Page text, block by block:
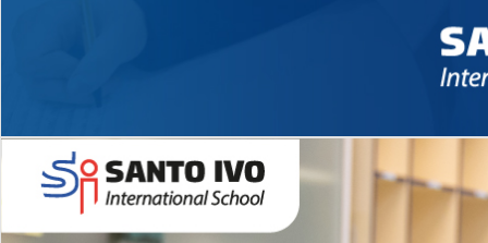
Novidades 2026 High School